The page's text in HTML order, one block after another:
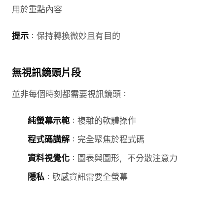
用於重點內容
提示 ：保持轉換微妙且有目的
無視訊鏡頭片段
並非每個時刻都需要視訊鏡頭：
純螢幕示範 ：複雜的軟體操作
程式碼講解 ：完全聚焦於程式碼
資料視覺化 ：圖表與圖形，不分散注意力
隱私 ：敏感資訊需要全螢幕